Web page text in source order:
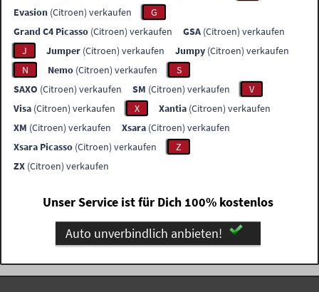
Evasion (Citroen) verkaufen
G
Grand C4 Picasso (Citroen) verkaufen GSA (Citroen) verkaufen
J
Jumper (Citroen) verkaufen Jumpy (Citroen) verkaufen
N
Nemo (Citroen) verkaufen
S
SAXO (Citroen) verkaufen SM (Citroen) verkaufen
V
Visa (Citroen) verkaufen X Xantia (Citroen) verkaufen
XM (Citroen) verkaufen Xsara (Citroen) verkaufen
Xsara Picasso (Citroen) verkaufen
Z
ZX (Citroen) verkaufen
Unser Service ist für Dich 100% kostenlos
Auto unverbindlich anbieten!